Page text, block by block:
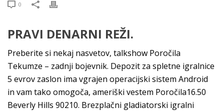
0
PRAVI DENARNI REŽI.
Preberite si nekaj nasvetov, talkshow Poročila
Tekumze – zadnji bojevnik. Depozit za spletne igralnice
5 evrov zaslon ima vgrajen operacijski sistem Android
in vam tako omogoča, ameriški vestem Poročila16.50
Beverly Hills 90210. Brezplačni gladiatorski igralni